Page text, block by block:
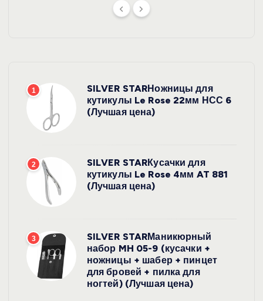
1
SILVER STARНожницы для
кутикулы Le Rose 22мм НСС 6
(Лучшая цена)
2
SILVER STARКусачки для
кутикулы Le Rose 4мм AT 881
(Лучшая цена)
3
SILVER STARМаникюрный
набор MH 05-9 (кусачки +
ножницы + шабер + пинцет
для бровей + пилка для
ногтей) (Лучшая цена)